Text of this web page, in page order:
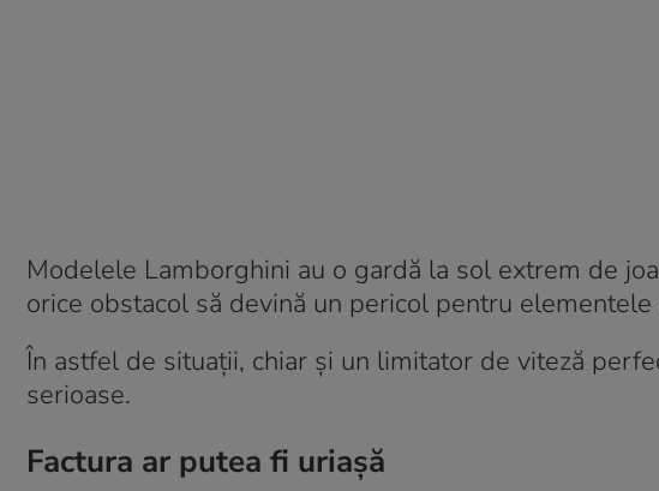
Modelele Lamborghini au o gardă la sol extrem de
orice obstacol să devină un pericol pentru
În astfel de situații, chiar și un limitator de viteză
serioase.
Factura ar putea fi uriașă